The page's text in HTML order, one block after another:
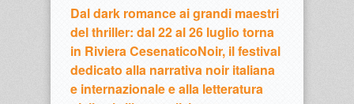
Dal dark romance ai grandi maestri
del thriller: dal 22 al 26 luglio torna
in Riviera CesenaticoNoir, il festival
dedicato alla narrativa noir italiana
e internazionale e alla letteratura